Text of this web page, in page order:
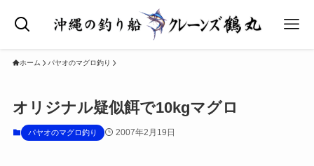
ホーム パヤオのマグロ釣り
オリジナル疑似餌で10kgマグロ
パヤオのマグロ釣り 2007年2月19日